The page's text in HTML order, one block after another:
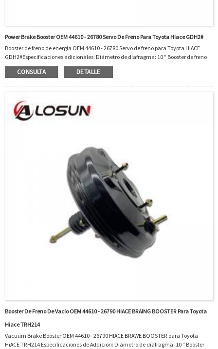
Power Brake Booster OEM 44610 - 26780 Servo De Freno Para Toyota Hiace GDH2#
Booster de freno de energía OEM 44610 - 26780 Servo de freno para Toyota HiACE
GDH2#Especificaciones adicionales: Diámetro de diafragma: 10 ″ Booster de freno
Estilo de diafragma: Diafragmaterial único: Cilindro de acero incluido: Nooem
Interchange: 4461026780OEM 44610 - 26780 está en forma para Toyota Hilux Kun26 y
CONSULTA DETALLE
Booster De Freno De Vacío OEM 44610 - 26790 HIACE BRAING BOOSTER Para Toyota
Hiace TRH214
Vacuum Brake Booster OEM 44610 - 26790 HIACE BRAWE BOOSTER para Toyota
HiACE TRH214 Especificaciones de Addición: Diámetro de diafragma: 10 ″ Booster